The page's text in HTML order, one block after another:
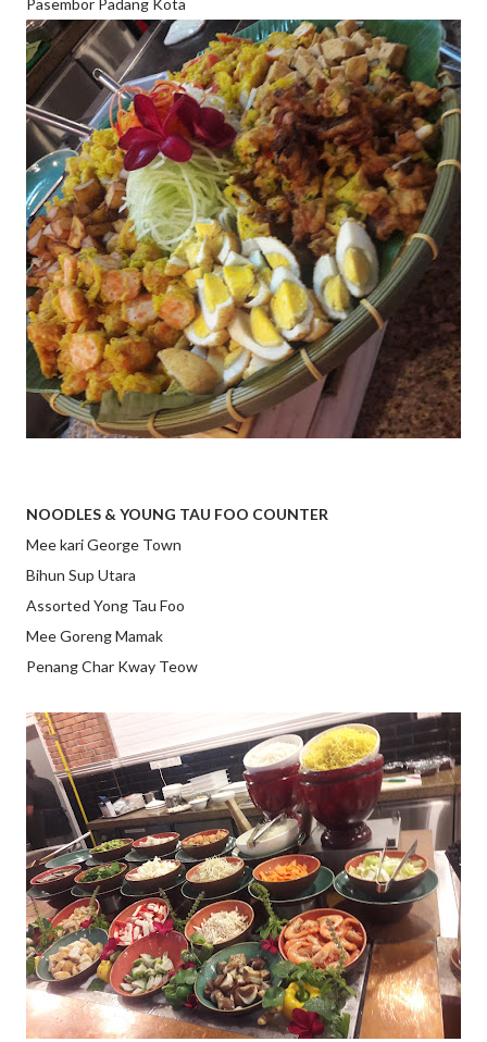
NOODLES & YOUNG TAU FOO COUNTER
Mee kari George Town
Bihun Sup Utara
Assorted Yong Tau Foo
Mee Goreng Mamak
Penang Char Kway Teow